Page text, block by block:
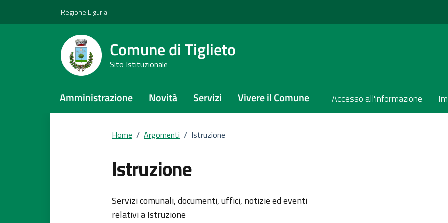
Regione Liguria
Comune di Tiglieto
Sito Istituzionale
Amministrazione Novità Servizi Vivere il Comune Accesso all'informazione
Home / Argomenti / Istruzione
Istruzione
Dettagli dell'argomento
Servizi comunali, documenti, uffici, notizie ed eventi
relativi a Istruzione